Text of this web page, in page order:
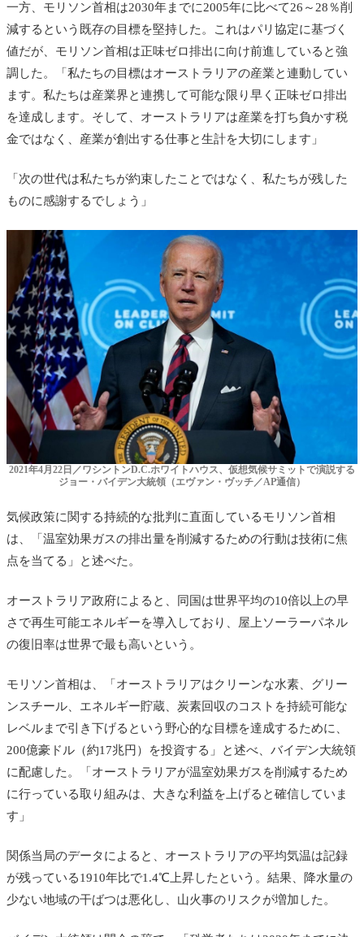
一方、モリソン首相は2030年までに2005年に比べて26～28％削
減するという既存の目標を堅持した。これはパリ協定に基づく
値だが、モリソン首相は正味ゼロ排出に向け前進していると強
調した。「私たちの目標はオーストラリアの産業と連動してい
ます。私たちは産業界と連携して可能な限り早く正味ゼロ排出
を達成します。そして、オーストラリアは産業を打ち負かす税
金ではなく、産業が創出する仕事と生計を大切にします」
「次の世代は私たちが約束したことではなく、私たちが残した
ものに感謝するでしょう」
2021年4月22日／ワシントンD.C.ホワイトハウス、仮想気候サミットで演説する
ジョー・バイデン大統領（エヴァン・ヴッチ／AP通信）
気候政策に関する持続的な批判に直面しているモリソン首相
は、「温室効果ガスの排出量を削減するための行動は技術に焦
点を当てる」と述べた。
オーストラリア政府によると、同国は世界平均の10倍以上の早
さで再生可能エネルギーを導入しており、屋上ソーラーパネル
の復旧率は世界で最も高いという。
モリソン首相は、「オーストラリアはクリーンな水素、グリー
ンスチール、エネルギー貯蔵、炭素回収のコストを持続可能な
レベルまで引き下げるという野心的な目標を達成するために、
200億豪ドル（約17兆円）を投資する」と述べ、バイデン大統領
に配慮した。「オーストラリアが温室効果ガスを削減するため
に行っている取り組みは、大きな利益を上げると確信していま
す」
関係当局のデータによると、オーストラリアの平均気温は記録
が残っている1910年比で1.4℃上昇したという。結果、降水量の
少ない地域の干ばつは悪化し、山火事のリスクが増加した。